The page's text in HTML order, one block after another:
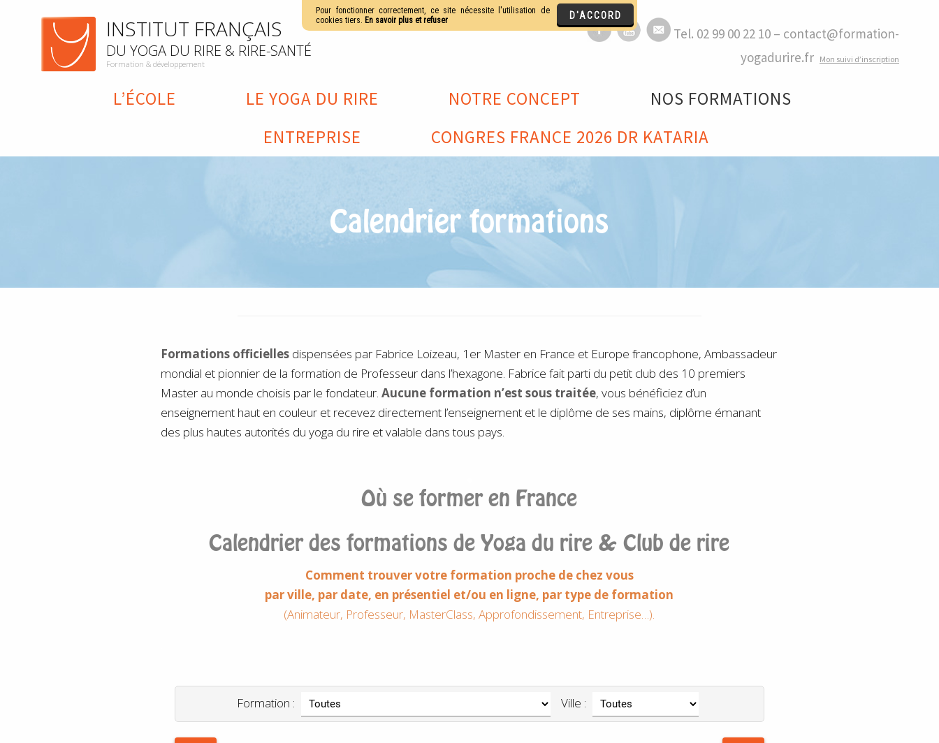
INSTITUT FRANÇAIS
DU YOGA DU RIRE & RIRE-SANTÉ
Formation & développement
Tel. 02 99 00 22 10 – contact@formation-
yogadurire.fr Mon suivi d’inscription
L’ÉCOLE LE YOGA DU RIRE NOTRE CONCEPT
NOS FORMATIONS
ENTREPRISE
CONGRES FRANCE 2026 DR KATARIA
Calendrier formations
Formations officielles dispensées par Fabrice Loizeau, 1er Master en France et Europe francophone, Ambassadeur
mondial et pionnier de la formation de Professeur dans l’hexagone. Fabrice fait parti du petit club des 10 premiers
Master au monde choisis par le fondateur. Aucune formation n’est sous traitée, vous bénéficiez d’un
enseignement haut en couleur et recevez directement l’enseignement et le diplôme de ses mains, diplôme émanant
des plus hautes autorités du yoga du rire et valable dans tous pays.
Où se former en France
Calendrier des formations de Yoga du rire & Club de rire
Comment trouver votre formation proche de chez vous
par ville, par date, en présentiel et/ou en ligne, par type de formation
(Animateur, Professeur, MasterClass, Approfondissement, Entreprise…).
Formation : Ville :